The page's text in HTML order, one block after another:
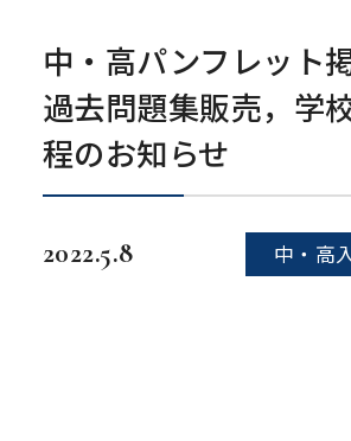
中・高パンフレット
過去問題集販売，学
程のお知らせ
2022.5.8 中・高